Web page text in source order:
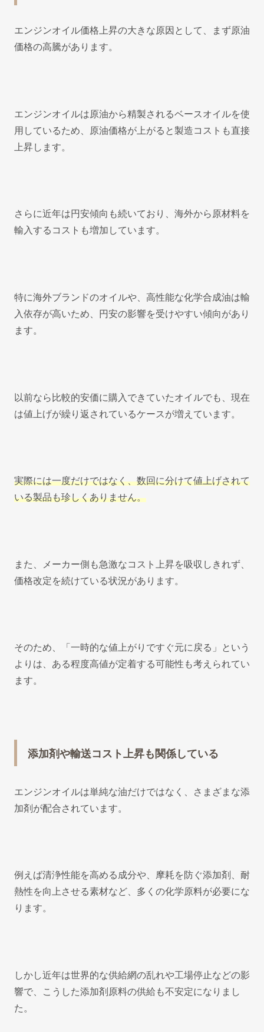
エンジンオイル価格上昇の大きな原因として、まず原油
価格の高騰があります。
エンジンオイルは原油から精製されるベースオイルを使
用しているため、原油価格が上がると製造コストも直接
上昇します。
さらに近年は円安傾向も続いており、海外から原材料を
輸入するコストも増加しています。
特に海外ブランドのオイルや、高性能な化学合成油は輸
入依存が高いため、円安の影響を受けやすい傾向があり
ます。
以前なら比較的安価に購入できていたオイルでも、現在
は値上げが繰り返されているケースが増えています。
実際には一度だけではなく、数回に分けて値上げされて
いる製品も珍しくありません。
また、メーカー側も急激なコスト上昇を吸収しきれず、
価格改定を続けている状況があります。
そのため、「一時的な値上がりですぐ元に戻る」という
よりは、ある程度高値が定着する可能性も考えられてい
ます。
添加剤や輸送コスト上昇も関係している
エンジンオイルは単純な油だけではなく、さまざまな添
加剤が配合されています。
例えば清浄性能を高める成分や、摩耗を防ぐ添加剤、耐
熱性を向上させる素材など、多くの化学原料が必要にな
ります。
しかし近年は世界的な供給網の乱れや工場停止などの影
響で、こうした添加剤原料の供給も不安定になりまし
た。